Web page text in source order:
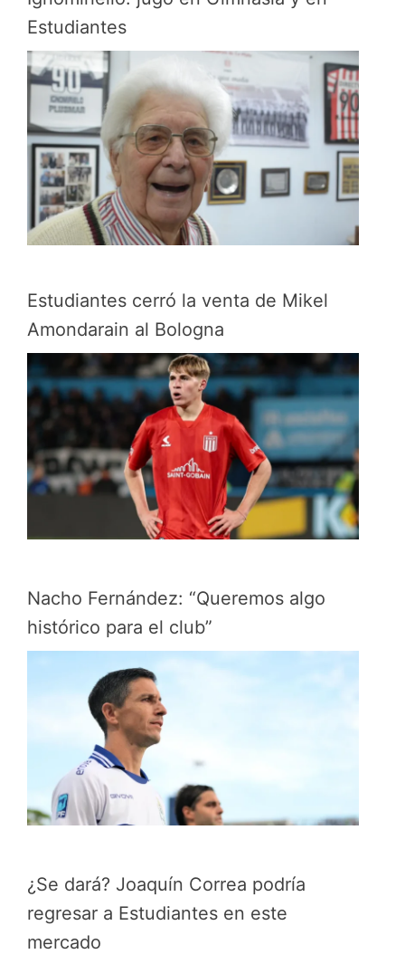
Estudiantes
Estudiantes cerró la venta de Mikel
Amondarain al Bologna
Nacho Fernández: “Queremos algo
histórico para el club”
¿Se dará? Joaquín Correa podría
regresar a Estudiantes en este
mercado